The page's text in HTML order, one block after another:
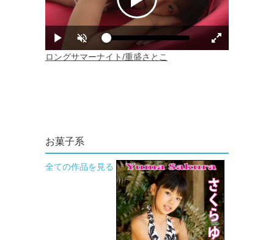
お菓子系
全ての作品を見る